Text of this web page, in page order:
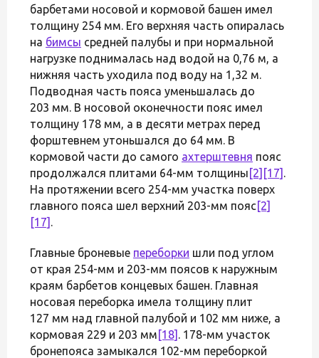
барбетами носовой и кормовой башен имел
толщину 254 мм. Его верхняя часть опиралась
на бимсы средней палубы и при нормальной
нагрузке поднималась над водой на 0,76 м, а
нижняя часть уходила под воду на 1,32 м.
Подводная часть пояса уменьшалась до
203 мм. В носовой оконечности пояс имел
толщину 178 мм, а в десяти метрах перед
форштевнем утоньшался до 64 мм. В
кормовой части до самого ахтерштевня пояс
продолжался плитами 64-мм толщины [2] [17] .
На протяжении всего 254-мм участка поверх
главного пояса шел верхний 203-мм пояс [2]
[17] .
Главные броневые переборки шли под углом
от края 254-мм и 203-мм поясов к наружным
краям барбетов концевых башен. Главная
носовая переборка имела толщину плит
127 мм над главной палубой и 102 мм ниже, а
кормовая 229 и 203 мм [18] . 178-мм участок
бронепояса замыкался 102-мм переборкой